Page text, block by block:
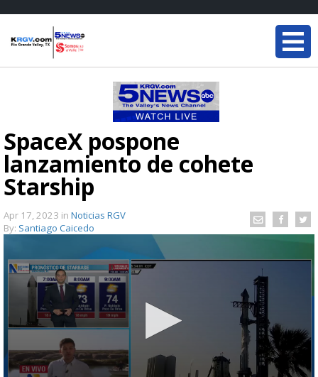
SpaceX pospone
lanzamiento de cohete
Starship
Apr 17, 2023 in Noticias RGV
By: Santiago Caicedo